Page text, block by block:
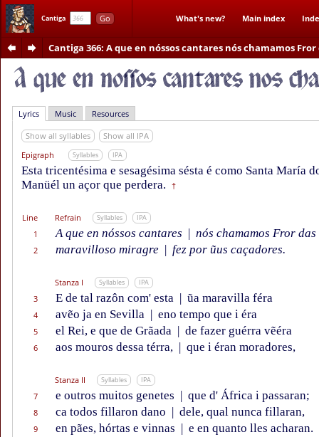
Cantiga Go What's new? Main index
Cantiga 366: A que en nóssos cantares nós chamamos Fror
Lyrics Music Resources
Show all syllables
Show all IPA
Epigraph
Syllables IPA
Esta tricentésima e sesagésima sésta é como Santa María
Manüél un açor que perdera.
†
Line Refrain Syllables IPA
1 A que en nóssos cantares | nós chamamos Fror
2 maravilloso miragre | fez por ũus caçadores.
Stanza I Syllables IPA
3 E de tal razôn com' esta | ũa maravilla féra
4 avẽo ja en Sevilla | eno tempo que i éra
5 el Rei, e que de Grãada | de fazer guérra vẽéra
6 aos mouros dessa térra, | que i éran moradores,
Stanza II Syllables IPA
7 e outros muitos genetes | que d' África i passaran;
8 ca todos fillaron dano | dele, qual nunca fillaran,
9 en pães, hórtas e vinnas | e en quanto lles acharan.